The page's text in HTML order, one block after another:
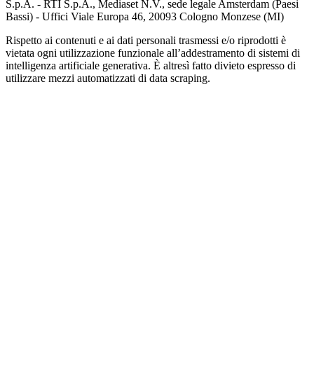
S.p.A. - RTI S.p.A., Mediaset N.V., sede legale Amsterdam (Paesi
Bassi) - Uffici Viale Europa 46, 20093 Cologno Monzese (MI)
Rispetto ai contenuti e ai dati personali trasmessi e/o riprodotti è
vietata ogni utilizzazione funzionale all’addestramento di sistemi di
intelligenza artificiale generativa. È altresì fatto divieto espresso di
utilizzare mezzi automatizzati di data scraping.